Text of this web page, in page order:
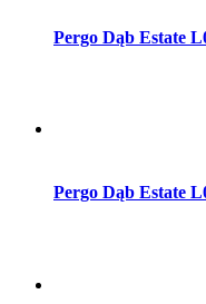
Pergo Dąb Estate
Pergo Dąb Estate